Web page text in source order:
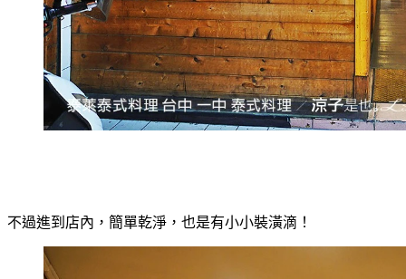
不過進到店內，簡單乾淨，也是有小小裝潢滴！